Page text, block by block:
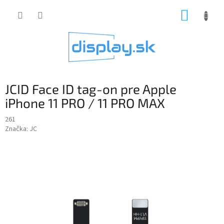
JCID Face ID tag-on pre Apple
iPhone 11 PRO / 11 PRO MAX
261
Značka: JC